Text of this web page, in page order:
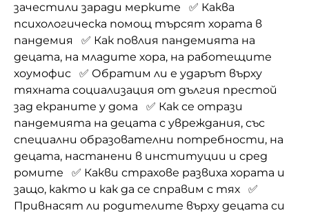
зачестили заради мерките ✅ Каква
психологическа помощ търсят хората в
пандемия ✅ Как повлия пандемията на
децата, на младите хора, на работещите
хоумофис ✅ Обратим ли е ударът върху
тяхната социализация от дългия престой
зад екраните у дома ✅ Как се отрази
пандемията на децата с увреждания, със
специални образователни потребности, на
децата, настанени в институции и сред
ромите ✅ Какви страхове развиха хората и
защо, както и как да се справим с тях ✅
Привнасят ли родителите върху децата си